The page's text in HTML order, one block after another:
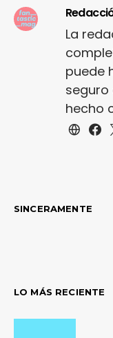
La
puede
seguro
hecho
SINCERAMENTE
LO MÁS RECIENTE